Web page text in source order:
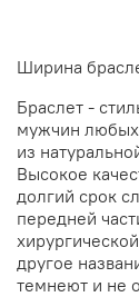
Ширина
Браслет -
мужчин любых
из
Высокое
долгий срок
передней
другое
темнеют и не